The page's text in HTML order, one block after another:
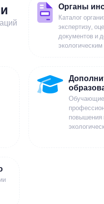
Органы
Каталог
экспертизу,
документов и
Обучающие
повышения